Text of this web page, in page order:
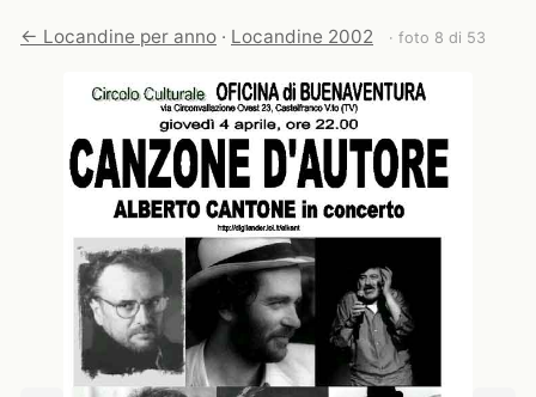
← Locandine per anno · Locandine 2002 · foto 8 di 53